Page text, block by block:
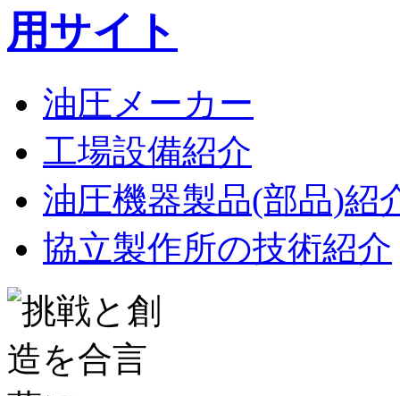
用サイト
油圧メーカー
工場設備紹介
油圧機器製品(部品)紹
協立製作所の技術紹介